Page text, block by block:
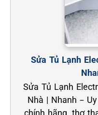
Sửa Tủ Lạnh
Sửa Tủ Lạnh
Nhà | Nhanh –